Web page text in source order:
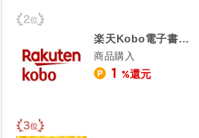
楽天Kobo電子書籍ストア
商品購入
1 %還元